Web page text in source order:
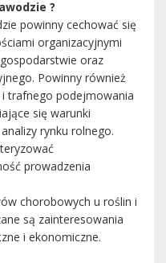
?
powinny cechować się
organizacyjnymi
oraz
Powinny również
trafnego podejmowania
się warunki
rynku rolnego.
prowadzenia
chorobowych u roślin i
są zainteresowania
i ekonomiczne.